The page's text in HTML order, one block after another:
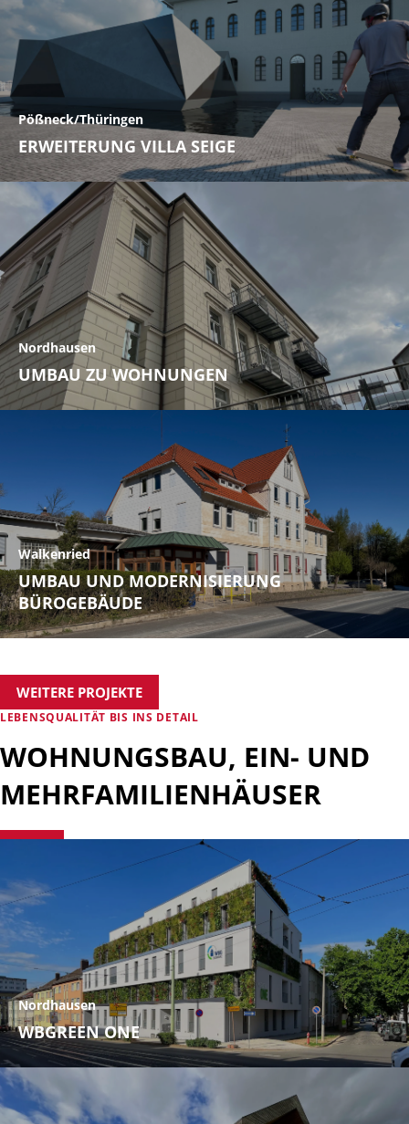
Pößneck/Thüringen
ERWEITERUNG VILLA SEIGE
Nordhausen
UMBAU ZU WOHNUNGEN
Walkenried
UMBAU UND MODERNISIERUNG
BÜROGEBÄUDE
WEITERE PROJEKTE
LEBENSQUALITÄT BIS INS DETAIL
WOHNUNGSBAU, EIN- UND
MEHRFAMILIENHÄUSER
Nordhausen
WBGREEN ONE